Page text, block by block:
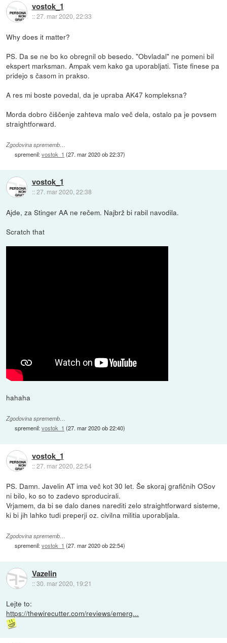
vostok_1
::27. mar 2020, 22:33
Why does it matter?
PS. Da se ne bo ko obregnil ob besedo. "Obvladal" ne pomeni bil
ekspert marksman. Ampak vem kako ga uporabljati. Tiste finese pa
pridejo s časom in prakso.
A res mi boste povedal, da je upraba AK47 kompleksna?
Morda dobro čiščenje zahteva malo več dela, ostalo pa je povsem
straightforward.
Zgodovina sprememb…
spremenil:vostok_1 (27. mar 2020 ob 22:37)
vostok_1
::27. mar 2020, 22:38
Ajde, za Stinger AA ne rečem. Najbrž bi rabil navodila.
Scratch that
hahaha
Zgodovina sprememb…
spremenil:vostok_1 (27. mar 2020 ob 22:40)
vostok_1
::27. mar 2020, 22:54
PS. Damn. Javelin AT ima več kot 30 let. Še skoraj grafičnih OSov
ni bilo, ko so to zadevo sproducirali.
Vrjamem, da bi se dalo danes narediti zelo straightforward sisteme,
ki bi jih lahko tudi preperji oz. civilna militia uporabljala.
Zgodovina sprememb…
spremenil:vostok_1 (27. mar 2020 ob 22:54)
Vazelin
::30. mar 2020, 19:21
Lejte to:
https://thewirecutter.com/reviews/emerg...